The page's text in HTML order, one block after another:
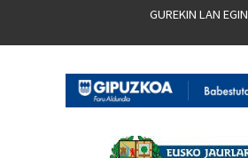
GUREKIN LAN EGIN